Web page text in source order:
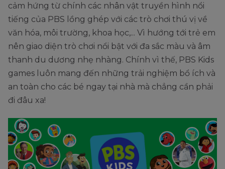
cảm hứng từ chính các nhân vật truyền hình nổi
tiếng của PBS lồng ghép với các trò chơi thú vị về
văn hóa, môi trường, khoa học,... Vì hướng tới trẻ em
nên giao diện trò chơi nổi bật với đa sắc màu và âm
thanh du dương nhẹ nhàng. Chính vì thế, PBS Kids
games luôn mang đến những trải nghiệm bổ ích và
an toàn cho các bé ngay tại nhà mà chẳng cần phải
đi đâu xa!